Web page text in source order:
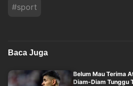
#sport
Baca Juga
Belum Mau Terima
Diam-Diam Tunggu